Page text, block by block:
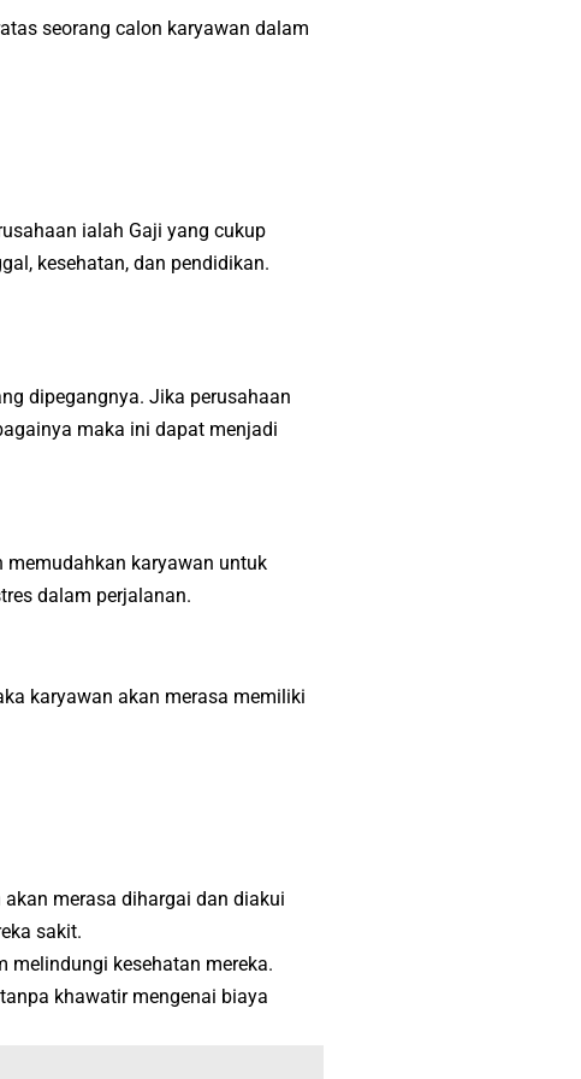
seorang calon karyawan dalam
ialah Gaji yang cukup
kesehatan, dan pendidikan.
dipegangnya. Jika perusahaan
maka ini dapat menjadi
karyawan untuk
dalam perjalanan.
karyawan akan merasa memiliki
merasa dihargai dan diakui
sakit.
melindungi kesehatan mereka.
khawatir mengenai biaya